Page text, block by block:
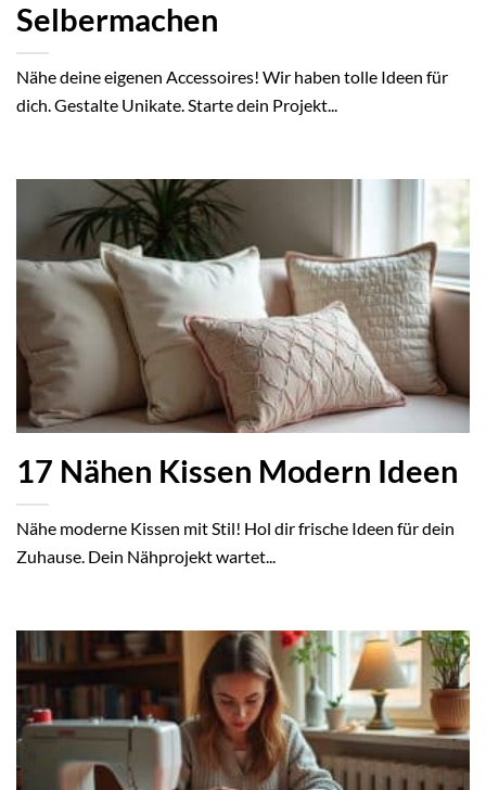
Selbermachen
Nähe deine eigenen Accessoires! Wir haben tolle Ideen für
dich. Gestalte Unikate. Starte dein Projekt...
17 Nähen Kissen Modern Ideen
Nähe moderne Kissen mit Stil! Hol dir frische Ideen für dein
Zuhause. Dein Nähprojekt wartet...